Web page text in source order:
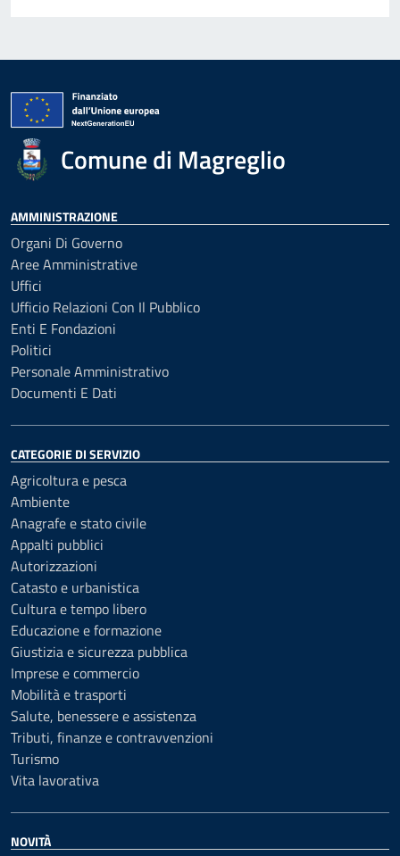
Comune di Magreglio
AMMINISTRAZIONE
Organi Di Governo
Aree Amministrative
Uffici
Ufficio Relazioni Con Il Pubblico
Enti E Fondazioni
Politici
Personale Amministrativo
Documenti E Dati
CATEGORIE DI SERVIZIO
Agricoltura e pesca
Ambiente
Anagrafe e stato civile
Appalti pubblici
Autorizzazioni
Catasto e urbanistica
Cultura e tempo libero
Educazione e formazione
Giustizia e sicurezza pubblica
Imprese e commercio
Mobilità e trasporti
Salute, benessere e assistenza
Tributi, finanze e contravvenzioni
Turismo
Vita lavorativa
NOVITÀ